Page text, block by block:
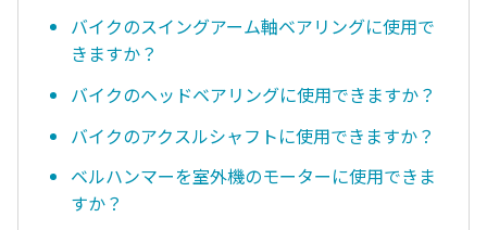
バイクのスイングアーム軸ベアリングに使用で
きますか？
バイクのヘッドベアリングに使用できますか？
バイクのアクスルシャフトに使用できますか？
ベルハンマーを室外機のモーターに使用できま
すか？